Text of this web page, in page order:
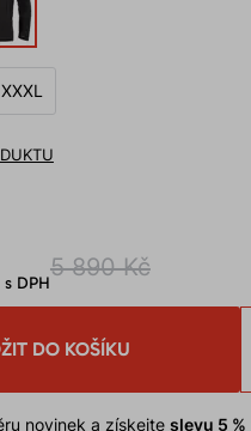
XXXL
s DPH
5 890 Kč
DO KOŠÍKU
novinek a získejte slevu 5 %